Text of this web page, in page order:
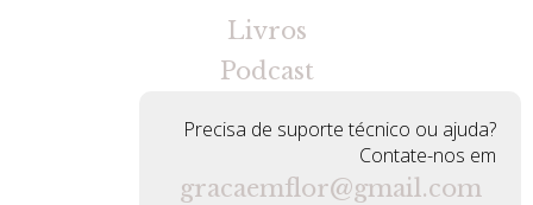
Livros
Podcast
Precisa de suporte técnico ou ajuda?
Contate-nos em
gracaemflor@gmail.com